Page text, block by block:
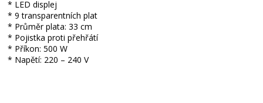
* LED displej
* 9 transparentních plat
* Průměr plata: 33 cm
* Pojistka proti přehřátí
* Příkon: 500 W
* Napětí: 220 – 240 V